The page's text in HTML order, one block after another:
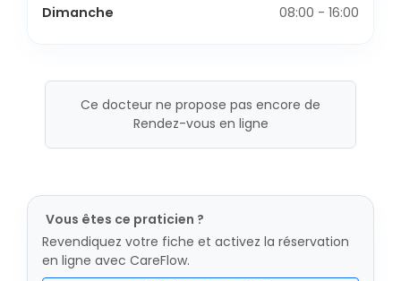
Dimanche
08:00 - 16:00
Ce docteur ne propose pas encore de
Rendez-vous en ligne
Vous êtes ce praticien ?
Revendiquez votre fiche et activez la réservation
en ligne avec CareFlow.